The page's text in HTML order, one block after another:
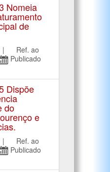
Nomeia
de
| Ref. ao
Publicado
Dispõe
do
e
| Ref. ao
Publicado